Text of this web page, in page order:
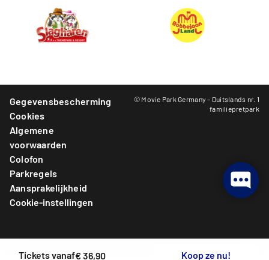
Tickets vanaf€ 36,90 Koop ze nu!
Gegevensbescherming
Cookies
Algemene
voorwaarden
Colofon
Parkregels
Aansprakelijkheid
Cookie-instellingen
© Movie Park Germany – Duitslands nr. 1
familiepretpark